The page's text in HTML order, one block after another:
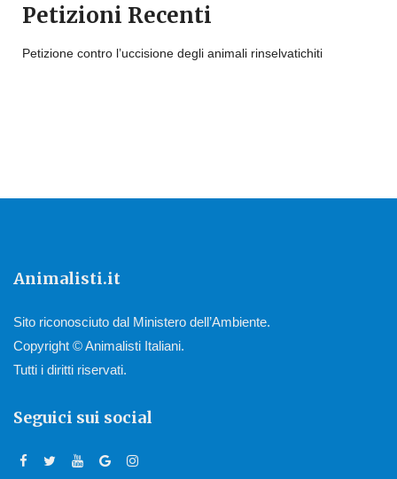
Petizioni Recenti
Petizione contro l’uccisione degli animali rinselvatichiti
Animalisti.it
Sito riconosciuto dal Ministero dell’Ambiente.
Copyright © Animalisti Italiani.
Tutti i diritti riservati.
Seguici sui social